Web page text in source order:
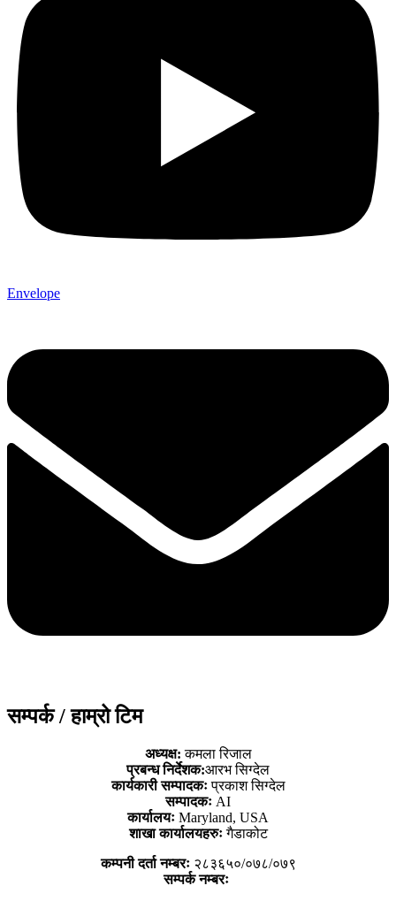
Envelope
सम्पर्क / हाम्रो टिम
अध्यक्ष:कमला रिजाल
प्रबन्ध निर्देशक:आरभ सिग्देल
कार्यकारी सम्पादकःप्रकाश सिग्देल
सम्पादकः AI
कार्यालयः Maryland, USA
शाखा कार्यालयहरुःगैडाकोट
कम्पनी दर्ता नम्बरः२८३६५०/०७८/०७९
सम्पर्क नम्बरः